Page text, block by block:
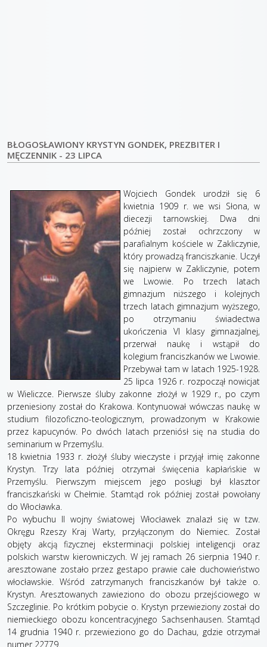
BŁOGOSŁAWIONY KRYSTYN GONDEK, PREZBITER I
MĘCZENNIK - 23 LIPCA
Wojciech Gondek urodził się 6
kwietnia 1909 r. we wsi Słona, w
diecezji tarnowskiej. Dwa dni
później został ochrzczony w
parafialnym kościele w Zakliczynie,
który prowadzą franciszkanie. Uczył
się najpierw w Zakliczynie, potem
we Lwowie. Po trzech latach
gimnazjum niższego i kolejnych
trzech latach gimnazjum wyższego,
po otrzymaniu świadectwa
ukończenia VI klasy gimnazjalnej,
przerwał naukę i wstąpił do
kolegium franciszkanów we Lwowie.
Przebywał tam w latach 1925-1928.
25 lipca 1926 r. rozpoczął nowicjat
w Wieliczce. Pierwsze śluby zakonne złożył w 1929 r., po czym
przeniesiony został do Krakowa. Kontynuował wówczas naukę w
studium filozoficzno-teologicznym, prowadzonym w Krakowie
przez kapucynów. Po dwóch latach przeniósł się na studia do
seminarium w Przemyślu.
18 kwietnia 1933 r. złożył śluby wieczyste i przyjął imię zakonne
Krystyn. Trzy lata później otrzymał święcenia kapłańskie w
Przemyślu. Pierwszym miejscem jego posługi był klasztor
franciszkański w Chełmie. Stamtąd rok później został powołany
do Włocławka.
Po wybuchu II wojny światowej Włocławek znalazł się w tzw.
Okręgu Rzeszy Kraj Warty, przyłączonym do Niemiec. Został
objęty akcją fizycznej eksterminacji polskiej inteligencji oraz
polskich warstw kierowniczych. W jej ramach 26 sierpnia 1940 r.
aresztowane zostało przez gestapo prawie całe duchowieństwo
włocławskie. Wśród zatrzymanych franciszkanów był także o.
Krystyn. Aresztowanych zawieziono do obozu przejściowego w
Szczeglinie. Po krótkim pobycie o. Krystyn przewieziony został do
niemieckiego obozu koncentracyjnego Sachsenhausen. Stamtąd
14 grudnia 1940 r. przewieziono go do Dachau, gdzie otrzymał
numer 22779.